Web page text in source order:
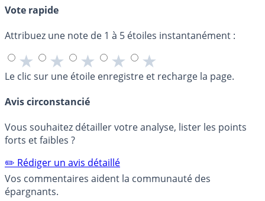
Vote rapide
Attribuez une note de 1 à 5 étoiles instantanément :
★ ★ ★ ★ ★
Le clic sur une étoile enregistre et recharge la page.
Avis circonstancié
Vous souhaitez détailler votre analyse, lister les points
forts et faibles ?
✏️ Rédiger un avis détaillé
Vos commentaires aident la communauté des
épargnants.